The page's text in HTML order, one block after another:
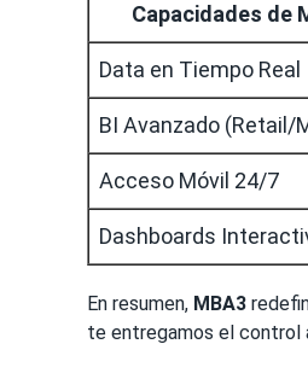
Capacidades de
Data en Tiempo Real
BI Avanzado (Retail/
Acceso Móvil 24/7
Dashboards
En resumen, MBA3
te entregamos el control